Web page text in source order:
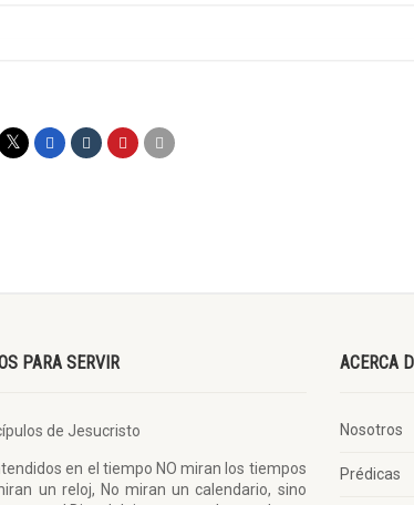
PARA SERVIR
en el tiempo NO miran los tiempos
un reloj, No miran un calendario, sino
ACERCA
Nosotros
Prédicas